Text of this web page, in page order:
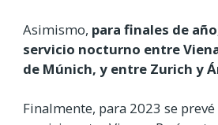
Asimismo, para finales de
servicio nocturno entre
de Múnich, y entre Zurich y
Finalmente, para 2023 se